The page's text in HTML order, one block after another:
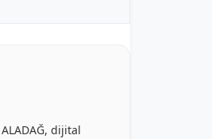
dijital